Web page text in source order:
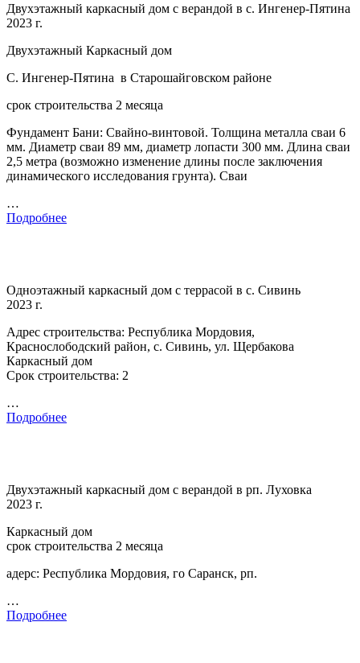
Двухэтажный каркасный дом с верандой в с. Ингенер-Пятина
2023 г.
Двухэтажный Каркасный дом
С. Ингенер-Пятина в Старошайговском районе
срок строительства 2 месяца
Фундамент Бани: Свайно-винтовой. Толщина металла сваи 6
мм. Диаметр сваи 89 мм, диаметр лопасти 300 мм. Длина сваи
2,5 метра (возможно изменение длины после заключения
динамического исследования грунта). Сваи
…
Подробнее
Одноэтажный каркасный дом с террасой в с. Сивинь
2023 г.
Адрес строительства: Республика Мордовия,
Краснослободский район, с. Сивинь, ул. Щербакова
Каркасный дом
Срок строительства: 2
…
Подробнее
Двухэтажный каркасный дом с верандой в рп. Луховка
2023 г.
Каркасный дом
срок строительства 2 месяца
адерс: Республика Мордовия, го Саранск, рп.
…
Подробнее